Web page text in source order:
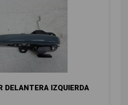
DELANTERA IZQUIERDA